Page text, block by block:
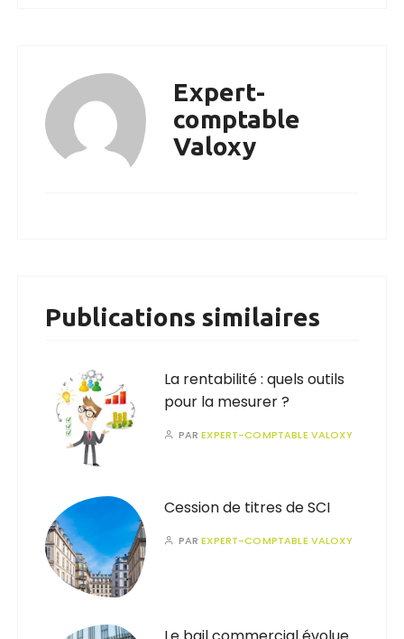
Expert-
comptable
Valoxy
Publications similaires
La rentabilité : quels outils
pour la mesurer ?
PAREXPERT-COMPTABLE VALOXY
Cession de titres de SCI
PAREXPERT-COMPTABLE VALOXY